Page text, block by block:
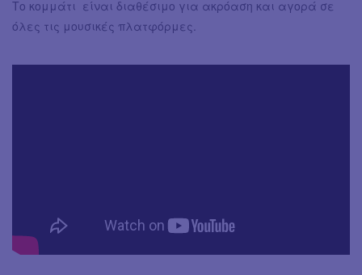
Το κομμάτι είναι διαθέσιμο για ακρόαση και αγορά σε
όλες τις μουσικές πλατφόρμες.